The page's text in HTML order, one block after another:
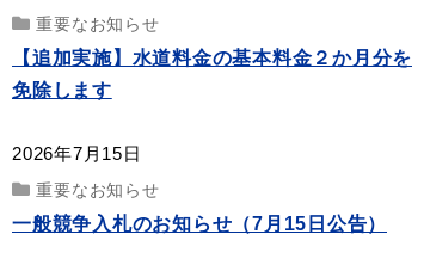
重要なお知らせ
【追加実施】水道料金の基本料金２か月分を
免除します
2026年7月15日
重要なお知らせ
一般競争入札のお知らせ（7月15日公告）